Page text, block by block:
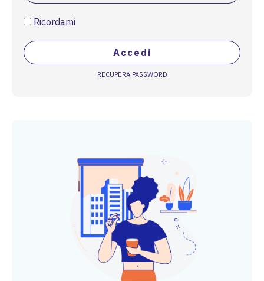
Ricordami
Accedi
RECUPERA PASSWORD